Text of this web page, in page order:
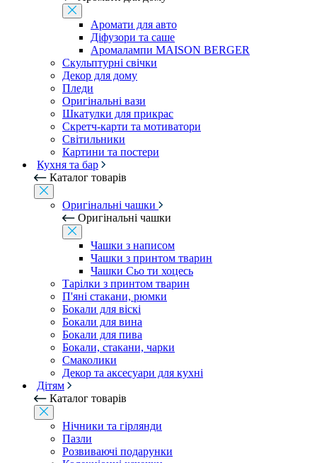
Аромати для авто
Діфузори та саше
Аромалампи MAISON BERGER
Скульптурні свічки
Декор для дому
Пледи
Оригінальні вази
Шкатулки для прикрас
Скретч-карти та мотиватори
Світильники
Картини та постери
Кухня та бар
Каталог товарів
Оригінальні чашки
Оригінальні чашки
Чашки з написом
Чашки з принтом тварин
Чашки Сьо ти хоцесь
Тарілки з принтом тварин
П'яні стакани, рюмки
Бокали для віскі
Бокали для вина
Бокали для пива
Бокали, стакани, чарки
Смаколики
Декор та аксесуари для кухні
Дітям
Каталог товарів
Нічники та гірлянди
Пазли
Розвиваючі подарунки